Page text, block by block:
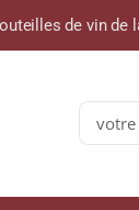
de vin de
Search
for: